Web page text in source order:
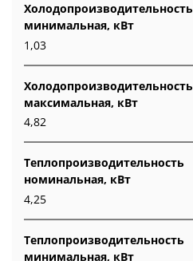
Холодопроизводительность
минимальная, кВт
1,03
Холодопроизводительность
максимальная, кВт
4,82
Теплопроизводительность
номинальная, кВт
4,25
Теплопроизводительность
минимальная, кВт